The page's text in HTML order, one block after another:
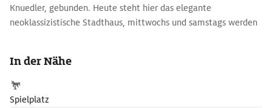
Knuedler, gebunden. Heute steht hier das elegante
neoklassizistische Stadthaus, mittwochs und samstags werden
listiges Fabeltier aus dem Nationalepos des luxemburgischen
Dichters Michel Rodange (1827-76).
In der Nähe
Spielplatz